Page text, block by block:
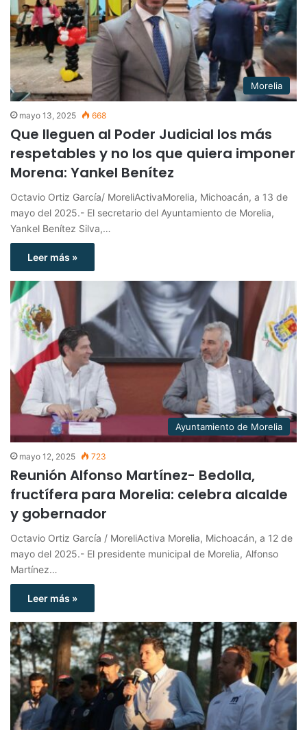
Morelia
mayo 13, 2025 668
Que lleguen al Poder Judicial los más
respetables y no los que quiera imponer
Morena: Yankel Benítez
Octavio Ortiz García/ MoreliActivaMorelia, Michoacán, a 13 de
mayo del 2025.- El secretario del Ayuntamiento de Morelia,
Yankel Benítez Silva,…
Leer más »
Ayuntamiento de Morelia
mayo 12, 2025 723
Reunión Alfonso Martínez- Bedolla,
fructífera para Morelia: celebra alcalde
y gobernador
Octavio Ortiz García / MoreliActiva Morelia, Michoacán, a 12 de
mayo del 2025.- El presidente municipal de Morelia, Alfonso
Martínez…
Leer más »